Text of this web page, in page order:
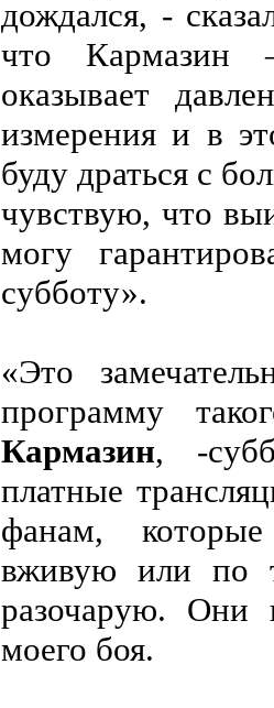
дождался, -
что Кармазин
оказывает
измерения и в
буду драться с
чувствую, что
могу
субботу».
«Это
программу
Кармазин, -
платные
фанам,
вживую или по
разочарую. Они
моего боя.